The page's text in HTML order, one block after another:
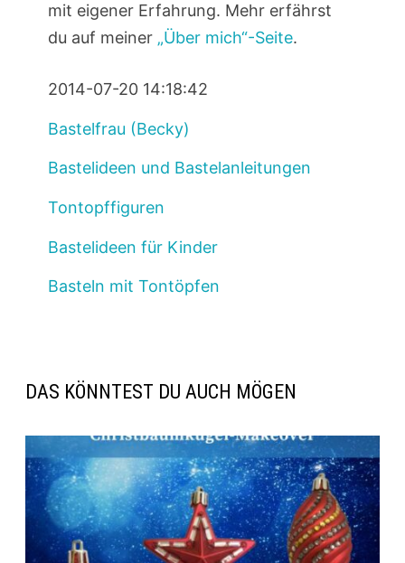
mit eigener Erfahrung. Mehr erfährst
du auf meiner „Über mich“-Seite.
2014-07-20 14:18:42
Bastelfrau (Becky)
Bastelideen und Bastelanleitungen
Tontopffiguren
Bastelideen für Kinder
Basteln mit Tontöpfen
DAS KÖNNTEST DU AUCH MÖGEN